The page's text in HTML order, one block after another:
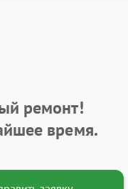
ремонт!
время.